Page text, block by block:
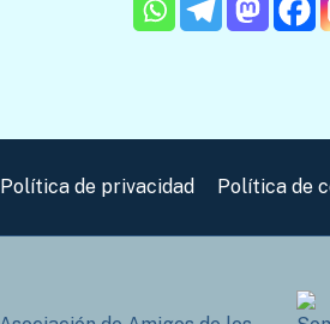
Política de privacidad Política de